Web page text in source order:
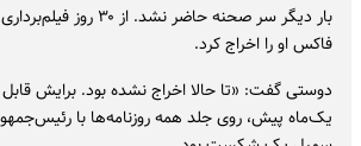
فاکس او را اخراج کرد.
دوستی گفت: «تا حالا اخراج نشده بود. برایش قابل
یک‌ماه پیش، روی جلد همه‌ روزنامه‌ها با